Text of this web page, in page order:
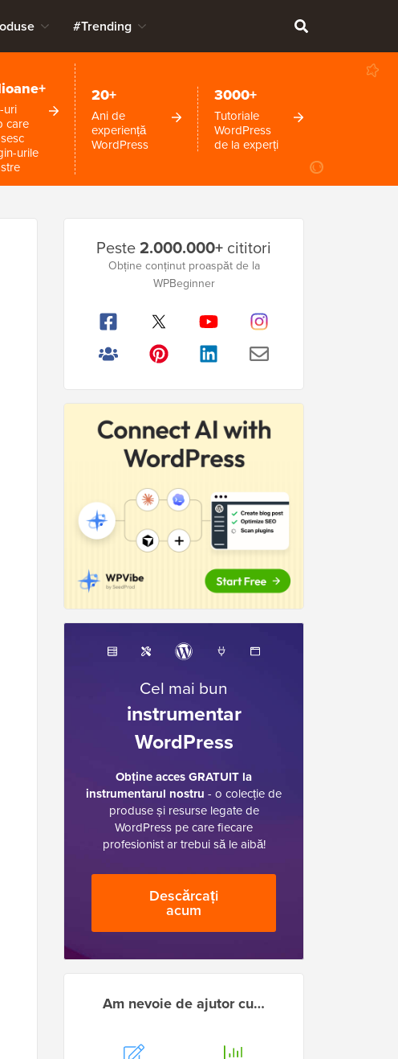
#Trending
uri
care
urile
20+
Ani de
experiență
WordPress
3000+
Tutoriale
WordPress
de la experți
laterală
Peste2.000.000+ cititori
Obține conținut proaspăt de la
WPBeginner
Cel mai bun
instrumentar
WordPress
Obține acces GRATUIT la
instrumentarul nostru - o colecție de
produse și resurse legate de
WordPress pe care fiecare
profesionist ar trebui să le aibă!
Descărcați
acum
Am nevoie de ajutor cu…